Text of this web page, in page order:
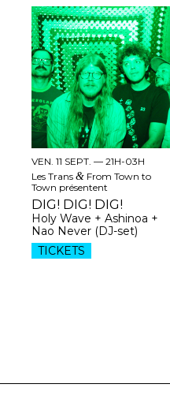
VEN. 11 SEPT. —21H-03H
Les Trans& From Town to
Town présentent
DIG! DIG! DIG!
Holy Wave + Ashinoa +
Nao Never (DJ-set)
TICKETS